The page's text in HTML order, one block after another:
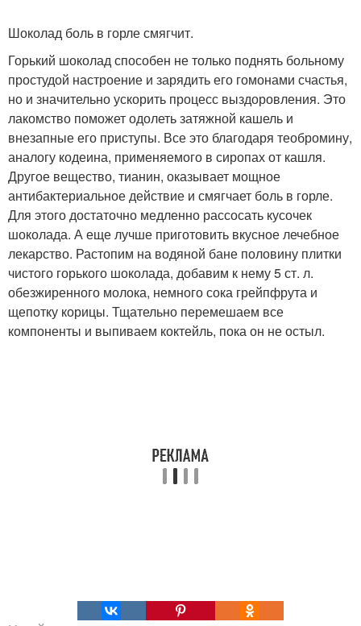
Шоколад боль в горле смягчит.
Горький шоколад способен не только поднять больному
простудой настроение и зарядить его гомонами счастья,
но и значительно ускорить процесс выздоровления. Это
лакомство поможет одолеть затяжной кашель и
внезапные его приступы. Все это благодаря теобромину,
аналогу кодеина, применяемого в сиропах от кашля.
Другое вещество, тианин, оказывает мощное
антибактериальное действие и смягчает боль в горле.
Для этого достаточно медленно рассосать кусочек
шоколада. А еще лучше приготовить вкусное лечебное
лекарство. Растопим на водяной бане половину плитки
чистого горького шоколада, добавим к нему 5 ст. л.
обезжиренного молока, немного сока грейпфрута и
щепотку корицы. Тщательно перемешаем все
компоненты и выпиваем коктейль, пока он не остыл.